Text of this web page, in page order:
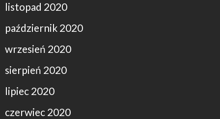
listopad 2020
październik 2020
wrzesień 2020
sierpień 2020
lipiec 2020
czerwiec 2020